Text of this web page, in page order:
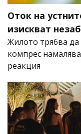
Оток на
изискват
Жилото трябва да
компрес
реакция